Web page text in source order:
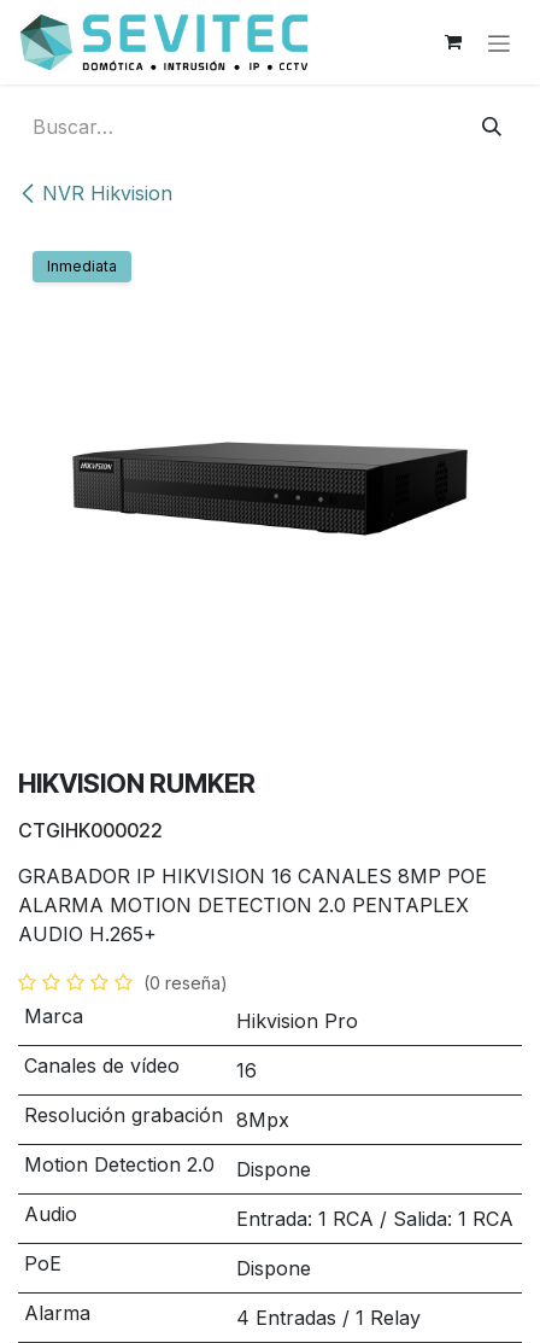
Ir al contenido
NVR Hikvision
Inmediata
HIKVISION RUMKER
CTGIHK000022
GRABADOR IP HIKVISION 16 CANALES 8MP POE
ALARMA MOTION DETECTION 2.0 PENTAPLEX
AUDIO H.265+
(0 reseña)
Marca
Hikvision Pro
Canales de vídeo
16
Resolución grabación 8Mpx
Motion Detection 2.0
Dispone
Audio
Entrada: 1 RCA / Salida: 1 RCA
PoE
Dispone
Alarma
4 Entradas / 1 Relay